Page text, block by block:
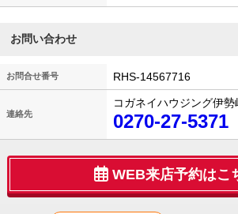
お問い合わせ
お問合せ番号 RHS-14567716
連絡先
コガネイハウジング伊勢
0270-27-5371
WEB来店予約はこ